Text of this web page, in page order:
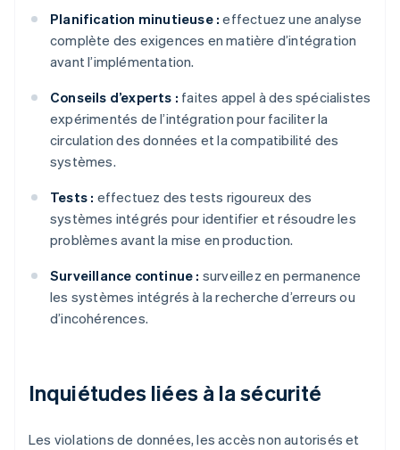
Planification minutieuse : effectuez une analyse
complète des exigences en matière d’intégration
avant l’implémentation.
Conseils d’experts : faites appel à des spécialistes
expérimentés de l’intégration pour faciliter la
circulation des données et la compatibilité des
systèmes.
Tests : effectuez des tests rigoureux des
systèmes intégrés pour identifier et résoudre les
problèmes avant la mise en production.
Surveillance continue : surveillez en permanence
les systèmes intégrés à la recherche d’erreurs ou
d’incohérences.
Inquiétudes liées à la sécurité
Les violations de données, les accès non autorisés et